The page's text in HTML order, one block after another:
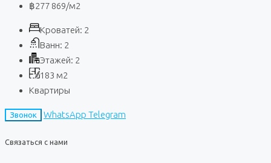
฿277 869/м2
Кроватей: 2
Ванн: 2
Этажей: 2
183 м2
Квартиры
Звонок WhatsApp Telegram
Связаться с нами